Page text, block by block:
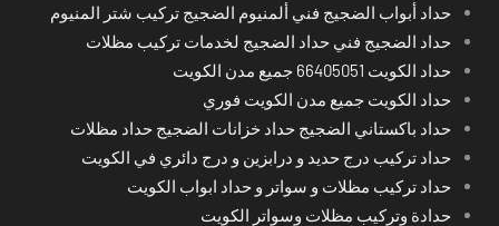
حداد أبواب الضجيج فني ألمنيوم الضجيج تركيب شتر المنيوم
حداد الضجيج فني حداد الضجيج لخدمات تركيب مظلات
حداد الكويت 66405051 جميع مدن الكويت
حداد الكويت جميع مدن الكويت فوري
حداد باكستاني الضجيج حداد خزانات الضجيج حداد مظلات
حداد تركيب درج حديد و درابزين و درج دائري في الكويت
حداد تركيب مظلات و سواتر و حداد ابواب الكويت
حدادة وتركيب مظلات وسواتر الكويت